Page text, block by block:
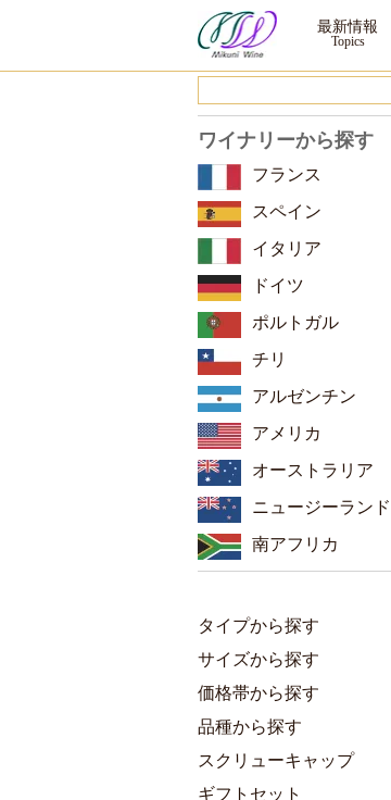
サクラアワードディスプレイコンテスト ｜三国ワイン
最新情報
ワイナリーから探す
フランス
スペイン
イタリア
ドイツ
ポルトガル
チリ
アルゼンチン
アメリカ
オーストラリア
ニュージーランド
南アフリカ
タイプから探す
サイズから探す
価格帯から探す
品種から探す
スクリューキャップ
ギフトセット